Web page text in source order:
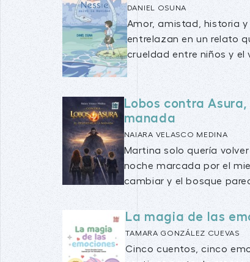
DANIEL OSUNA
Amor, amistad, historia
entrelazan en un relato
crueldad entre niños y el
Lobos contra
manada
NAIARA VELASCO MEDINA
Martina solo quería
noche marcada por el
cambiar y el bosque
La magia de las
TAMARA GONZÁLEZ CUEVAS
Cinco cuentos, cinco